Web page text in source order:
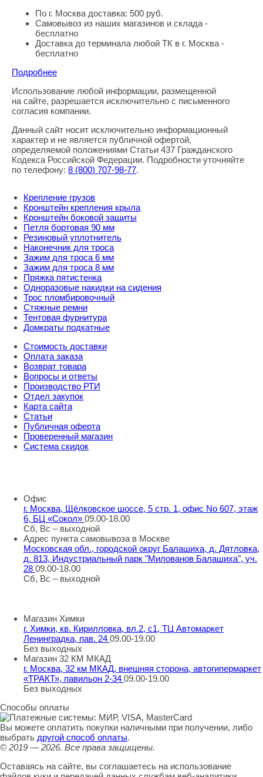
По г. Москва доставка: 500 руб.
Самовывоз из наших магазинов и склада -
бесплатно
Доставка до терминала любой ТК в г. Москва -
бесплатно
Подробнее
Правовая информация
Использование любой информации, размещенной
на сайте, разрешается исключительно с письменного
согласия компании.
Данный сайт носит исключительно информационный
характер и не является публичной офертой,
определяемой положениями Статьи 437 Гражданского
Кодекса Российской Федерации. Подробности уточняйте
по телефону: 8 (800) 707-98-77.
Крепление грузов
Кронштейн крепления крыла
Кронштейн боковой защиты
Петля бортовая 90 мм
Резиновый уплотнитель
Наконечник для троса
Зажим для троса 6 мм
Зажим для троса 8 мм
Пряжка пятистенка
Одноразовые накидки на сидения
Трос пломбировочный
Стяжные ремни
Тентовая фурнитура
Домкраты подкатные
Стоимость доставки
Оплата заказа
Возврат товара
Вопросы и ответы
Производство РТИ
Отдел закупок
Карта сайта
Статьи
Публичная оферта
Проверенный магазин
Система скидок
Офис
г. Москва, Щёлковское шоссе, 5 стр. 1, офис No 607, этаж
6, БЦ «Сокол» 09.00-18.00
Сб, Вс – выходной
Адрес пункта самовывоза в Москве
Московская обл., городской округ Балашиха, д. Дятловка,
д. 813, Индустриальный парк "Милованов Балашиха", уч.
28 09.00-18.00
Сб, Вс – выходной
Магазин Химки
г. Химки, кв. Кирилловка, вл.2, с1, ТЦ Автомаркет
Ленинградка, пав. 24 09.00-19.00
Без выходных
Магазин 32 КМ МКАД
г. Москва, 32 км МКАД, внешняя сторона, автогипермаркет
«ТРАКТ», павильон 2-34 09.00-19.00
Без выходных
Способы оплаты
Вы можете оплатить покупки наличными при получении, либо
выбрать другой способ оплаты.
© 2019 — 2026. Все права защищены.
Оставаясь на сайте, вы соглашаетесь на использование